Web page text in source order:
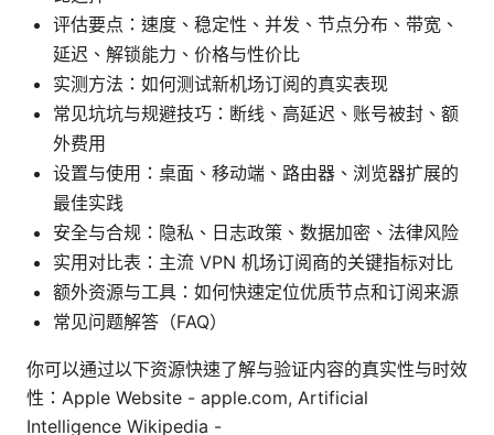
评估要点：速度、稳定性、并发、节点分布、带宽、
延迟、解锁能力、价格与性价比
实测方法：如何测试新机场订阅的真实表现
常见坑坑与规避技巧：断线、高延迟、账号被封、额
外费用
设置与使用：桌面、移动端、路由器、浏览器扩展的
最佳实践
安全与合规：隐私、日志政策、数据加密、法律风险
实用对比表：主流 VPN 机场订阅商的关键指标对比
额外资源与工具：如何快速定位优质节点和订阅来源
常见问题解答（FAQ）
你可以通过以下资源快速了解与验证内容的真实性与时效
性：Apple Website - apple.com, Artificial
Intelligence Wikipedia -